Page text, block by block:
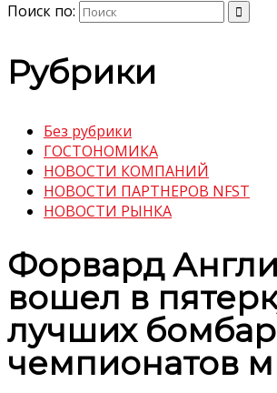
Поиск по:
Рубрики
Без рубрики
ГОСТОНОМИКА
НОВОСТИ КОМПАНИЙ
НОВОСТИ ПАРТНЕРОВ NFST
НОВОСТИ РЫНКА
Форвард
вошел в
лучших
чемпионатов